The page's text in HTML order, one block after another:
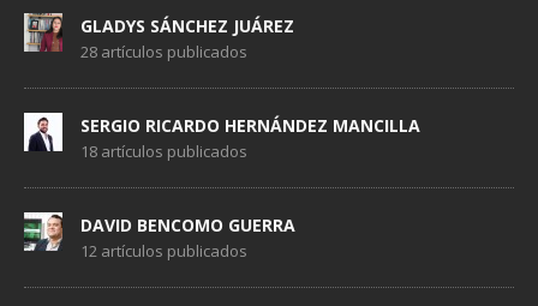
GLADYS SÁNCHEZ JUÁREZ
28 artículos publicados
SERGIO RICARDO HERNÁNDEZ MANCILLA
18 artículos publicados
DAVID BENCOMO GUERRA
12 artículos publicados